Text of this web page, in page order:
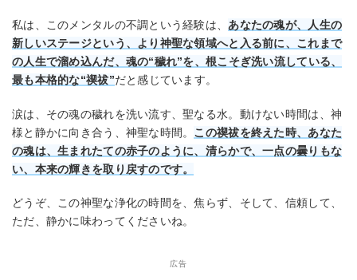
私は、このメンタルの不調という経験は、 あなたの魂が、人生の
新しいステージという、より神聖な領域へと入る前に、これまで
の人生で溜め込んだ、魂の“穢れ”を、根こそぎ洗い流している、
最も本格的な“禊祓”だと感じています。
涙は、その魂の穢れを洗い流す、聖なる水。動けない時間は、神
様と静かに向き合う、神聖な時間。 この禊祓を終えた時、あなた
の魂は、生まれたての赤子のように、清らかで、一点の曇りもな
い、本来の輝きを取り戻すのです。
どうぞ、この神聖な浄化の時間を、焦らず、そして、信頼して、
ただ、静かに味わってくださいね。
広告